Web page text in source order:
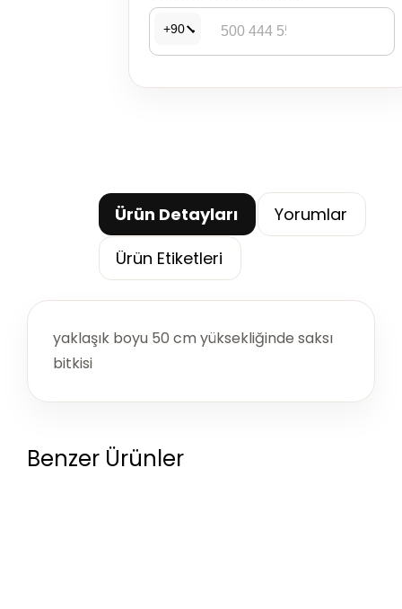
+90
Ürün Detayları
Yorumlar
Ürün Etiketleri
yaklaşık boyu 50 cm yüksekliğinde saksı
bitkisi
Benzer Ürünler